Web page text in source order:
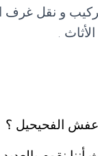
و نقل غرف
.
الفحيحيل ؟